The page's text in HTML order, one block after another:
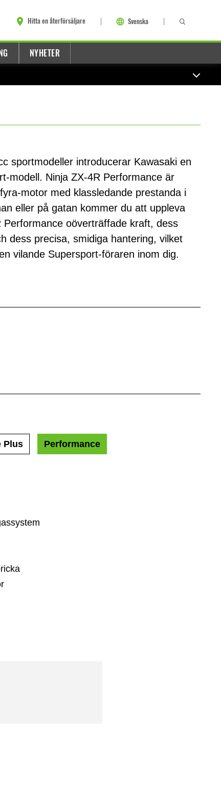
Hitta en återförsäljare Svenska
NYHETER
sportmodeller introducerar Kawasaki en
modell. Ninja ZX-4R Performance är
motor med klassledande prestanda i
eller på gatan kommer du att uppleva
Performance oöverträffade kraft, dess
dess precisa, smidiga hantering, vilket
vilande Supersport-föraren inom dig.
Plus Performance